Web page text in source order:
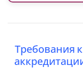
Требования